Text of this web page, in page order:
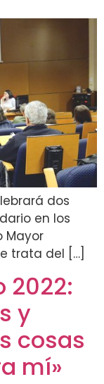
dos
en los
Mayor
trata del […]
2022:
y
cosas
mí»